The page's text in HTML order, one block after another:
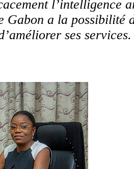
l’intelligence
Gabon a la possibilité
ses